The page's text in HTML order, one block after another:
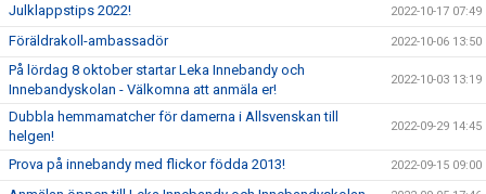
Julklappstips 2022! 2022-10-17 07:49
Föräldrakoll-ambassadör 2022-10-06 13:50
På lördag 8 oktober startar Leka Innebandy och
Innebandyskolan - Välkomna att anmäla er!
2022-10-03 13:19
Dubbla hemmamatcher för damerna i Allsvenskan till
helgen!
2022-09-29 14:45
Prova på innebandy med flickor födda 2013! 2022-09-15 09:00